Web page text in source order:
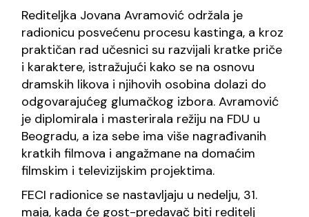
Rediteljka Jovana Avramović održala je
radionicu posvećenu procesu kastinga, a kroz
praktičan rad učesnici su razvijali kratke priče
i karaktere, istražujući kako se na osnovu
dramskih likova i njihovih osobina dolazi do
odgovarajućeg glumačkog izbora. Avramović
je diplomirala i masterirala režiju na FDU u
Beogradu, a iza sebe ima više nagrađivanih
kratkih filmova i angažmane na domaćim
filmskim i televizijskim projektima.
FECI radionice se nastavljaju u nedelju, 31.
maja, kada će gost-predavač biti reditelj